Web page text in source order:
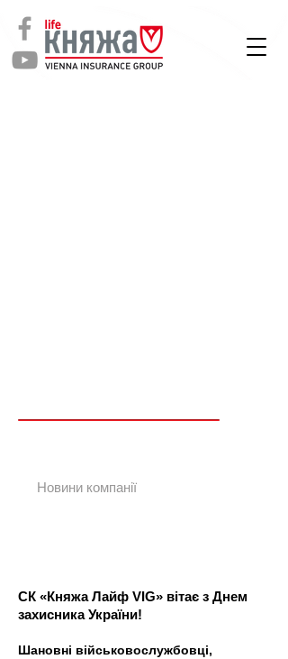
Новини компанії
СК «Княжа Лайф VIG» вітає з Днем
захисника України!
Шановні військовослужбовці,